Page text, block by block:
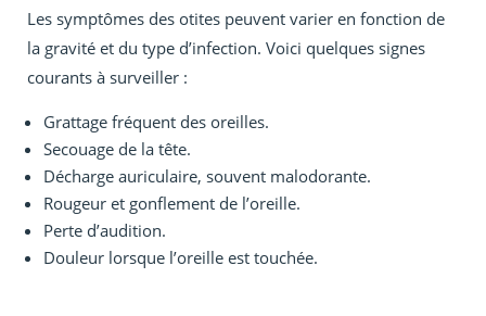
Les symptômes des otites peuvent varier en fonction de
la gravité et du type d’infection. Voici quelques signes
courants à surveiller :
Grattage fréquent des oreilles.
Secouage de la tête.
Décharge auriculaire, souvent malodorante.
Rougeur et gonflement de l’oreille.
Perte d’audition.
Douleur lorsque l’oreille est touchée.